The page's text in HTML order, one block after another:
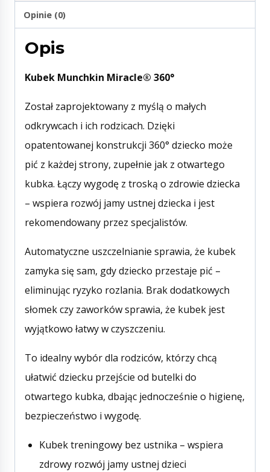
Opinie (0)
Opis
Kubek Munchkin Miracle® 360°
Został zaprojektowany z myślą o małych
odkrywcach i ich rodzicach. Dzięki
opatentowanej konstrukcji 360° dziecko może
pić z każdej strony, zupełnie jak z otwartego
kubka. Łączy wygodę z troską o zdrowie dziecka
– wspiera rozwój jamy ustnej dziecka i jest
rekomendowany przez specjalistów.
Automatyczne uszczelnianie sprawia, że kubek
zamyka się sam, gdy dziecko przestaje pić –
eliminując ryzyko rozlania. Brak dodatkowych
słomek czy zaworków sprawia, że kubek jest
wyjątkowo łatwy w czyszczeniu.
To idealny wybór dla rodziców, którzy chcą
ułatwić dziecku przejście od butelki do
otwartego kubka, dbając jednocześnie o higienę,
bezpieczeństwo i wygodę.
Kubek treningowy bez ustnika – wspiera
zdrowy rozwój jamy ustnej dzieci